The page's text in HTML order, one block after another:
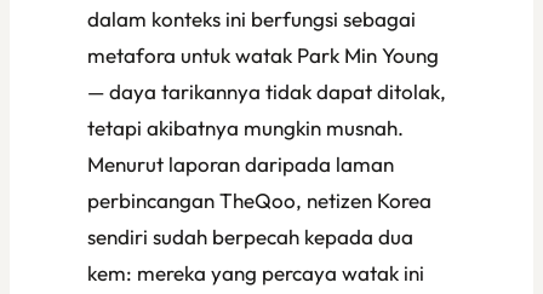
dalam konteks ini berfungsi sebagai
metafora untuk watak Park Min Young
— daya tarikannya tidak dapat ditolak,
tetapi akibatnya mungkin musnah.
Menurut laporan daripada laman
perbincangan TheQoo, netizen Korea
sendiri sudah berpecah kepada dua
kem: mereka yang percaya watak ini